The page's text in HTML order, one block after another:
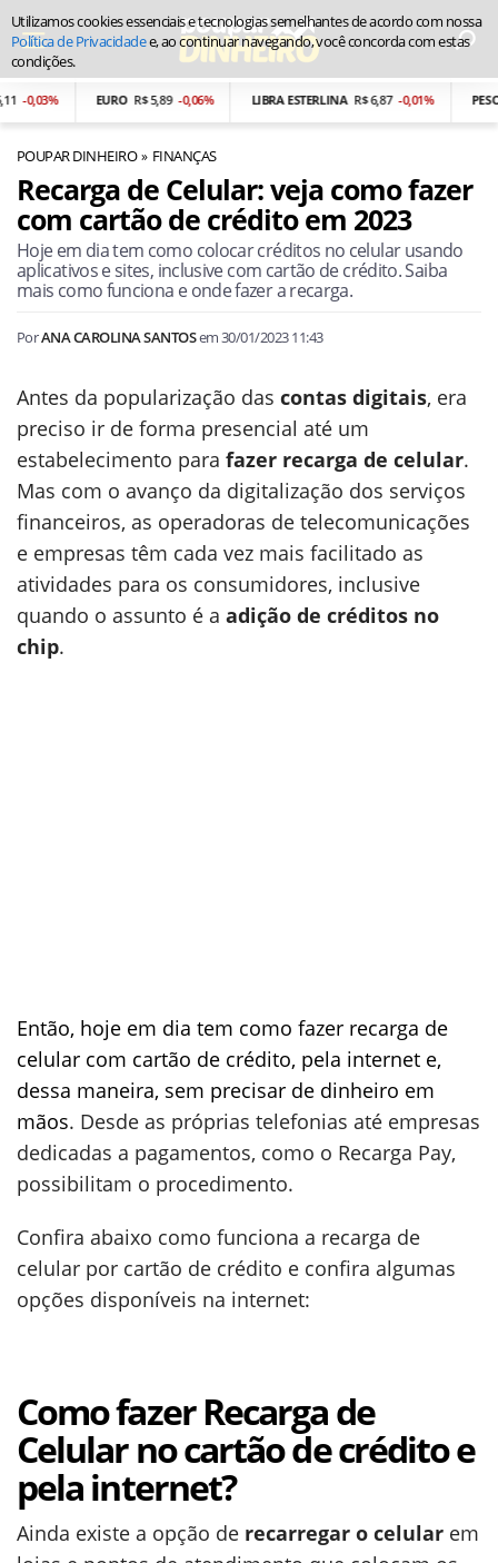
R$ 5,89 -0,06% LIBRA ESTERLINA R$ 6,87 -0,01% PESO
POUPAR DINHEIRO FINANÇAS
Recarga de Celular: veja como fazer
com cartão de crédito em 2023
Hoje em dia tem como colocar créditos no celular usando
aplicativos e sites, inclusive com cartão de crédito. Saiba
mais como funciona e onde fazer a recarga.
PorANA CAROLINA SANTOSem30/01/2023 11:43
Antes da popularização das contas digitais, era
preciso ir de forma presencial até um
estabelecimento para fazer recarga de celular.
Mas com o avanço da digitalização dos serviços
financeiros, as operadoras de telecomunicações
e empresas têm cada vez mais facilitado as
atividades para os consumidores, inclusive
quando o assunto é a adição de créditos no
chip.
Então, hoje em dia tem como fazer recarga de
celular com cartão de crédito, pela internet e,
dessa maneira, sem precisar de dinheiro em
mãos. Desde as próprias telefonias até empresas
dedicadas a pagamentos, como o Recarga Pay,
possibilitam o procedimento.
Confira abaixo como funciona a recarga de
celular por cartão de crédito e confira algumas
opções disponíveis na internet:
Como fazer Recarga de
Celular no cartão de crédito e
pela internet?
Ainda existe a opção de recarregar o celular em
Utilizamos cookies essenciais e tecnologias semelhantes de acordo com nossa
Política de Privacidadee, ao continuar navegando, você concorda com estas
condições.